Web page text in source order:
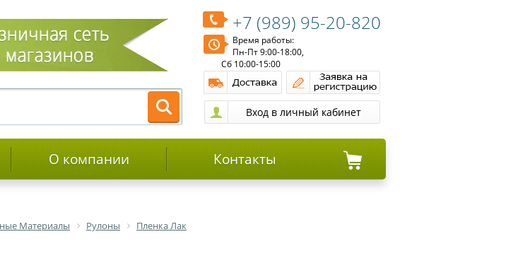
+7 (989) 95-20-820
Время работы:
Пн-Пт 9:00-18:00,
Сб 10:00-15:00
О компании Контакты
Материалы Рулоны
Пленка Лак